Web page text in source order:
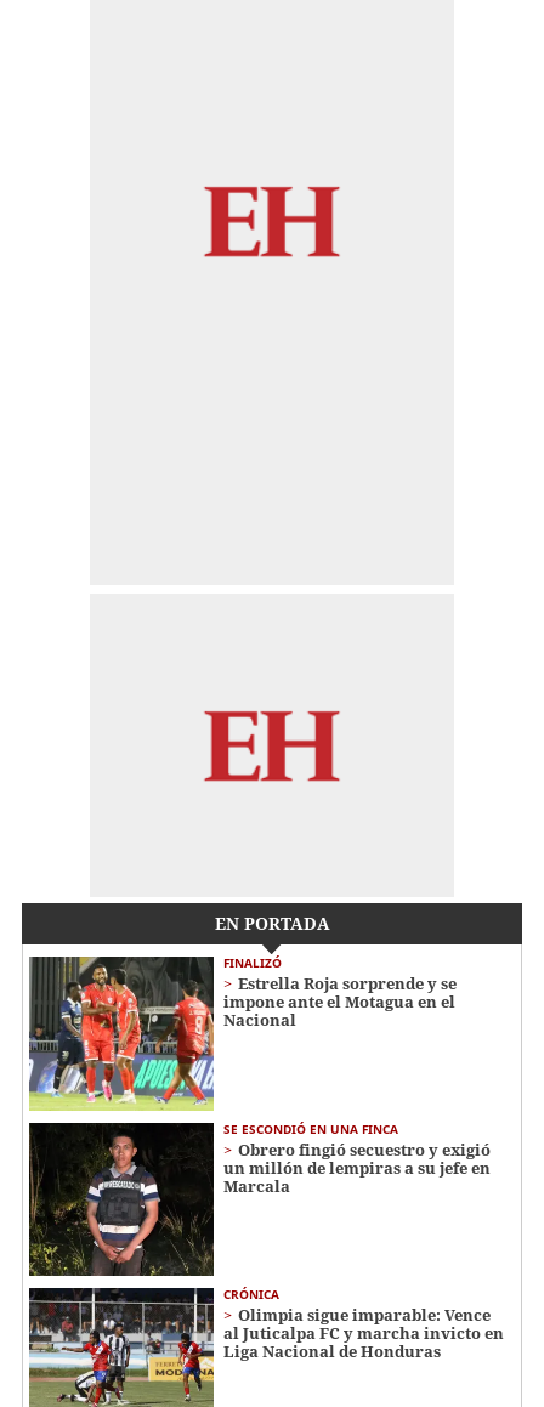
EN PORTADA
FINALIZÓ
Estrella Roja sorprende y se
impone ante el Motagua en el
Nacional
SE ESCONDIÓ EN UNA FINCA
Obrero fingió secuestro y exigió
un millón de lempiras a su jefe en
Marcala
CRÓNICA
Olimpia sigue imparable: Vence
al Juticalpa FC y marcha invicto en
Liga Nacional de Honduras